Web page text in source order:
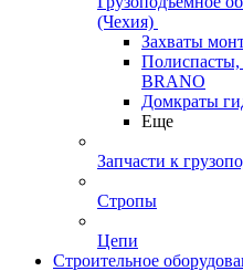
(Чехия)
Захваты
Полиспасты,
BRANO
Домкраты
Еще
Запчасти к
Стропы
Цепи
Строительное